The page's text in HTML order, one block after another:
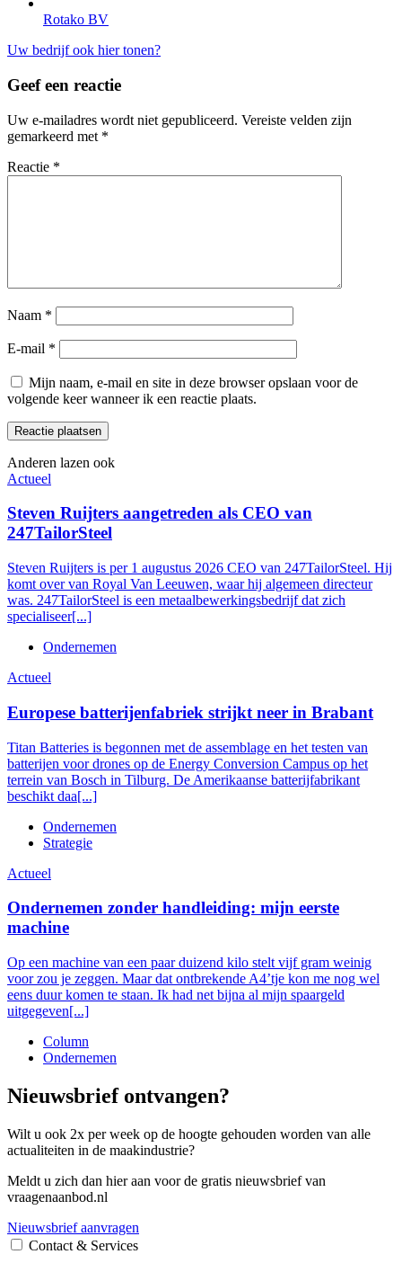
Rotako BV
Uw bedrijf ook hier tonen?
Geef een reactie
Uw e-mailadres wordt niet gepubliceerd. Vereiste velden zijn
gemarkeerd met *
Reactie *
Naam *
E-mail *
Mijn naam, e-mail en site in deze browser opslaan voor de
volgende keer wanneer ik een reactie plaats.
Anderen lazen ook
Actueel
Steven Ruijters aangetreden als CEO van
247TailorSteel
Steven Ruijters is per 1 augustus 2026 CEO van 247TailorSteel. Hij
komt over van Royal Van Leeuwen, waar hij algemeen directeur
was. 247TailorSteel is een metaalbewerkingsbedrijf dat zich
specialiseer[...]
Ondernemen
Actueel
Europese batterijenfabriek strijkt neer in Brabant
Titan Batteries is begonnen met de assemblage en het testen van
batterijen voor drones op de Energy Conversion Campus op het
terrein van Bosch in Tilburg. De Amerikaanse batterijfabrikant
beschikt daa[...]
Ondernemen
Strategie
Actueel
Ondernemen zonder handleiding: mijn eerste
machine
Op een machine van een paar duizend kilo stelt vijf gram weinig
voor zou je zeggen. Maar dat ontbrekende A4’tje kon me nog wel
eens duur komen te staan. Ik had net bijna al mijn spaargeld
uitgegeven[...]
Column
Ondernemen
Nieuwsbrief ontvangen?
Wilt u ook 2x per week op de hoogte gehouden worden van alle
actualiteiten in de maakindustrie?
Meldt u zich dan hier aan voor de gratis nieuwsbrief van
vraagenaanbod.nl
Nieuwsbrief aanvragen
Contact & Services